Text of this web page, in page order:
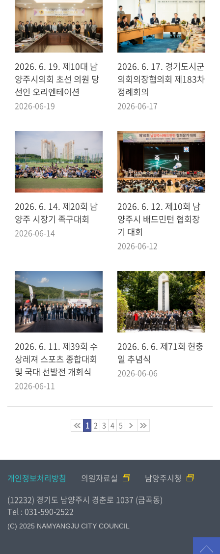
인
터
넷
방
송
의
회
자
료
린
마
당
이
용
안
2026. 6. 19. 제10대 남
양주시의회 초선 의원 당
선인 오리엔테이션
2026-06-19
2026. 6. 17. 경기도시군
의회의장협의회 제183차
정례회의
2026-06-17
2026. 6. 14. 제20회 남
양주 시장기 족구대회
2026-06-14
2026. 6. 12. 제10회 남
양주시 배드민턴 협회장
기 대회
2026-06-12
2026. 6. 11. 제39회 수
상레져 스포츠 종합대회
및 국대 선발전 개회식
2026-06-11
2026. 6. 6. 제71회 현충
일 추념식
2026-06-06
1 2 3 4 5
개인정보처리방침 의원자료실
남양주시청
(12232) 경기도 남양주시 경춘로 1037 (금곡동)
Tel : 031-590-2522
(C) 2025 NAMYANGJU CITY COUNCIL